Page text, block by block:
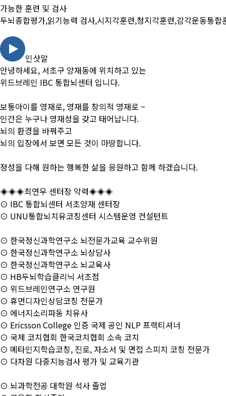
가능한 훈련 및 검사
두뇌종합평가,읽기능력 검사,시지각훈련,청지각훈련,감각운동통합
인삿말
안녕하세요, 서초구 양재동에 위치하고 있는
위드브레인 IBC 통합뇌센터 입니다.
보통아이를 영재로, 영재를 창의적 영재로 ~
인간은 누구나 영재성을 갖고 태어납니다.
뇌의 환경을 바꿔주고
뇌의 입장에서 보면 모든 것이 마땅합니다.
정성을 다해 원하는 행복한 삶을 응원하고 함께 하겠습니다.
◈◈◈최연우 센터장 약력◈◈◈
⊙ IBC 통합뇌센터 서초양재 센터장
⊙ UNU통합뇌치유코칭센터 시스템운영 컨설턴트
⊙ 한국정신과학연구소 뇌전문가교육 교수위원
⊙ 한국정신과학연구소 뇌상담사
⊙ 한국정신과학연구소 뇌교육사
⊙ HB두뇌학습클리닉 서초점
⊙ 위드브레인연구소 연구원
⊙ 휴먼디자인상담코칭 전문가
⊙ 에너지소리파동 치유사
⊙ Ericsson College 인증 국제 공인 NLP 프렉티셔너
⊙ 국제 코치협회 한국코치협회 소속 코치
⊙ 메타인지학습코칭, 진로, 자소서 및 면접 스피치 코칭 전문가
⊙ 다차원 다중지능검사 평가 및 교육기관
⊙ 뇌과학전공 대학원 석사 졸업